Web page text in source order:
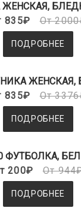
ЖЕНСКАЯ,
835₽
От
ПОДРОБНЕЕ
835₽
От
ПОДРОБНЕЕ
ФУТБОЛКА,
200₽
От
ПОДРОБНЕЕ